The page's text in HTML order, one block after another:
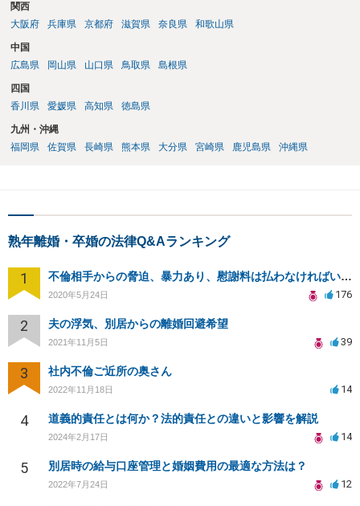
場合は、２年、３年の期間を要することもあります。） ご質問に対す
る回答は以上ですが、いずれにしても、簡単に離婚できる状況ではな
さそうですので、可能であれば、ご依頼になるかは別にして、お近く
の弁護士に直接相談されて、今後の対応についてアドバイスを求める
関西
大阪府
兵庫県 京都府 滋賀県 奈良県 和歌山県
中国
広島県
岡山県 山口県 鳥取県 島根県
四国
香川県
愛媛県 高知県 徳島県
九州・沖縄
福岡県
佐賀県 長崎県 熊本県 大分県 宮崎県 鹿児島県 沖縄県
熟年離婚・卒婚の法律Q&Aランキング
1 不倫相手からの脅迫、暴力あり、慰謝料は払わなければいけませんか
2020年5月24日 176
2 夫の浮気、別居からの離婚回避希望
2021年11月5日 39
3 社内不倫ご近所の奥さん
2022年11月18日 14
4 道義的責任とは何か？法的責任との違いと影響を解説
2024年2月17日 14
5 別居時の給与口座管理と婚姻費用の最適な方法は？
2022年7月24日 12